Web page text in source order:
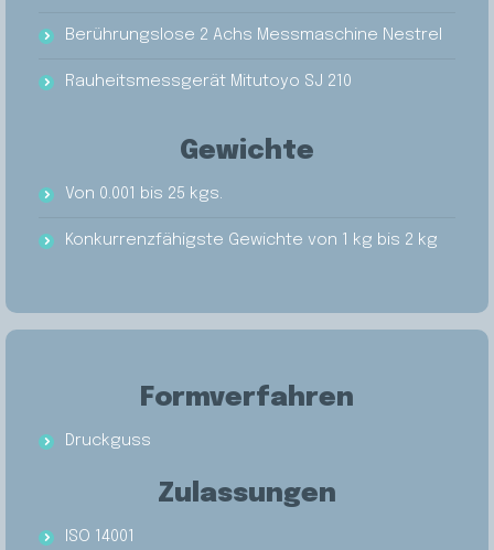
Berührungslose 2 Achs Messmaschine Nestrel
Rauheitsmessgerät Mitutoyo SJ 210
Gewichte
Von 0.001 bis 25 kgs.
Konkurrenzfähigste Gewichte von 1 kg bis 2 kg
Formverfahren
Druckguss
Zulassungen
ISO 14001